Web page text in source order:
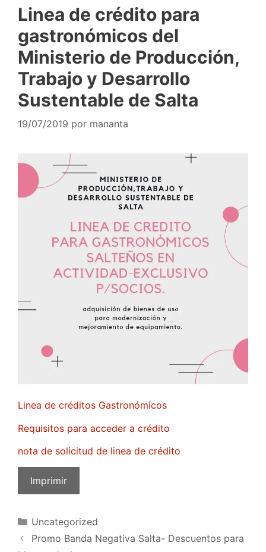
Linea de crédito para
gastronómicos del
Ministerio de Producción,
Trabajo y Desarrollo
Sustentable de Salta
19/07/2019 por mananta
Linea de créditos Gastronómicos
Requisitos para acceder a crédito
nota de solicitud de linea de crédito
Imprimir
Uncategorized
Promo Banda Negativa Salta- Descuentos para